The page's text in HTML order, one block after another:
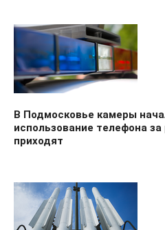
В Подмосковье камеры
использование телефона
приходят